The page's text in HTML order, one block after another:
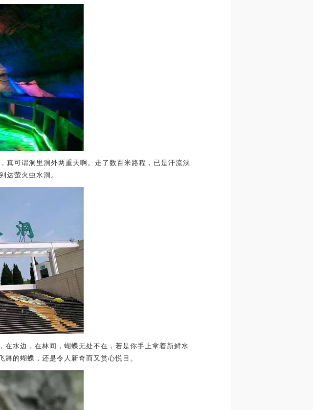
真可谓洞里洞外两重天啊。走了数百米路程，已是汗流浃
达萤火虫水洞。
水边，在林间，蝴蝶无处不在，若是你手上拿着新鲜水
的蝴蝶，还是令人新奇而又赏心悦目。